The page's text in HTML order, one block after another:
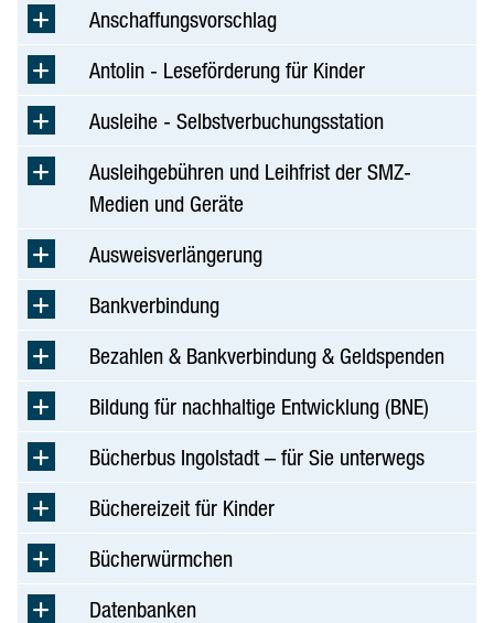
Sing- und Musikschule
Stadtgeschichtsforschung
Volkshochschule
Geschichte & Brauchtum
Kinder & Jugend
Kunst & Kultur
Museen
Theater & Film
Veranstaltungen
Service
Karriere
Wirtschaft
Gäste
Anschaffungsvorschlag
Antolin - Leseförderung für Kinder
Ausleihe - Selbstverbuchungsstation
Ausleihgebühren und Leihfrist der SMZ-
Medien und Geräte
Ausweisverlängerung
Bankverbindung
Bezahlen & Bankverbindung & Geldspenden
Bildung für nachhaltige Entwicklung (BNE)
Bücherbus Ingolstadt – für Sie unterwegs
Büchereizeit für Kinder
Bücherwürmchen
Datenbanken